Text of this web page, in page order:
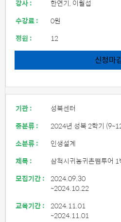
강사 :
한연기, 이월섭
수강료 :
0원
정원 :
12
신청마
기관 :
성북센터
중분류 :
2024년 성북 2학기
소분류 :
인생설계
제목 :
삼척시귀농귀촌팸투어
모집기간 : 2024.09.30
~2024.10.22
교육기간 : 2024.11.01
~2024.11.01